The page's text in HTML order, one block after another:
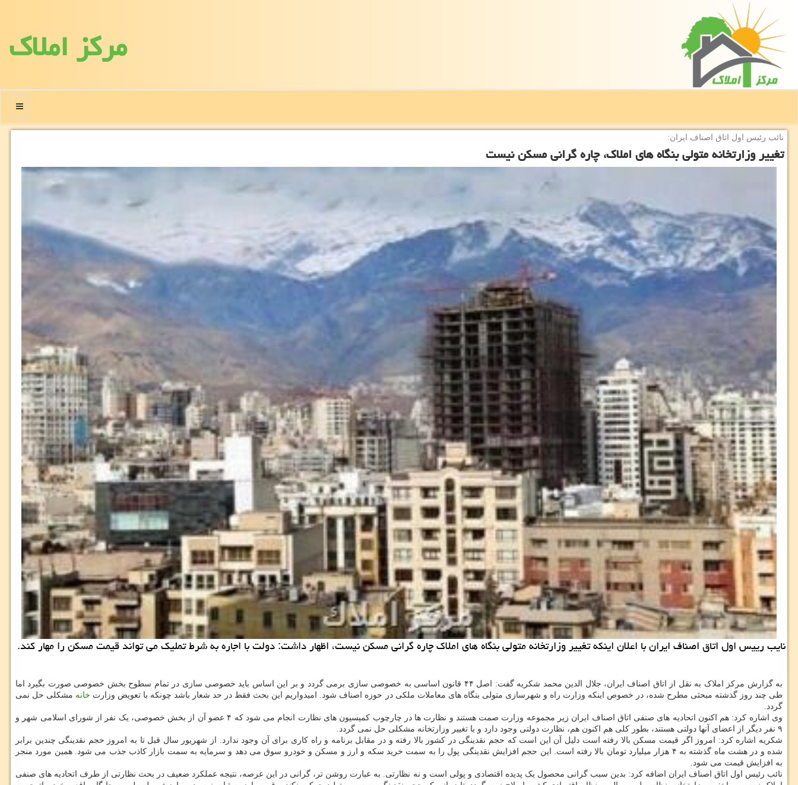
مركز املاك
منو
نائب رئیس اول اتاق اصناف ایران:
تغییر وزارتخانه متولی بنگاه های املاك، چاره گرانی مسكن نیست
نایب رییس اول اتاق اصناف ایران با اعلان اینكه تغییر وزارتخانه متولی بنگاه های املاك چاره گرانی مسكن نیست، اظهار داشت: دولت با اجاره به شرط تملیك می تواند قیمت مسكن را مهار كند.
به گزارش مرکز املاک به نقل از اتاق اصناف ایران، جلال الدین محمد شکریه گفت: اصل ۴۴ قانون اساسی به خصوصی سازی برمی گردد و بر این اساس باید خصوصی سازی در تمام سطوح بخش خصوصی صورت بگیرد اما
طی چند روز گذشته مبحثی مطرح شده، در خصوص اینکه وزارت راه و شهرسازی متولی بنگاه های معاملات ملکی در حوزه اصناف شود. امیدواریم این بحث فقط در حد شعار باشد چونکه با تعویض وزارت خانه مشکلی حل نمی
گردد.
وی اشاره کرد: هم اکنون اتحادیه های صنفی اتاق اصناف ایران زیر مجموعه وزارت صمت هستند و نظارت ها در چارچوب کمیسیون های نظارت انجام می شود که ۴ عضو آن از بخش خصوصی، یک نفر از شورای اسلامی شهر و
۹ نفر دیگر از اعضای آنها دولتی هستند، بطور کلی هم اکنون هم، نظارت دولتی وجود دارد و با تغییر وزارتخانه مشکلی حل نمی گردد.
شکریه اشاره کرد: امروز اگر قیمت مسکن بالا رفته است دلیل آن این است که حجم نقدینگی در کشور بالا رفته و در مقابل برنامه و راه کاری برای آن وجود ندارد. از شهریور سال قبل تا به امروز حجم نقدینگی چندین برابر
شده و در هشت ماه گذشته به ۴ هزار میلیارد تومان بالا رفته است. این حجم افزایش نقدینگی پول را به سمت خرید سکه و ارز و مسکن و خودرو سوق می دهد و سرمایه به سمت بازار کاذب جذب می شود. همین مورد منجر
به افزایش قیمت می شود.
نائب رئیس اول اتاق اصناف ایران اضافه کرد: بدین سبب گرانی محصول یک پدیده اقتصادی و پولی است و نه نظارتی. به عبارت روشن تر، گرانی در این عرصه، نتیجه عملکرد ضعیف در بحث نظارتی از طرف اتحادیه های صنفی